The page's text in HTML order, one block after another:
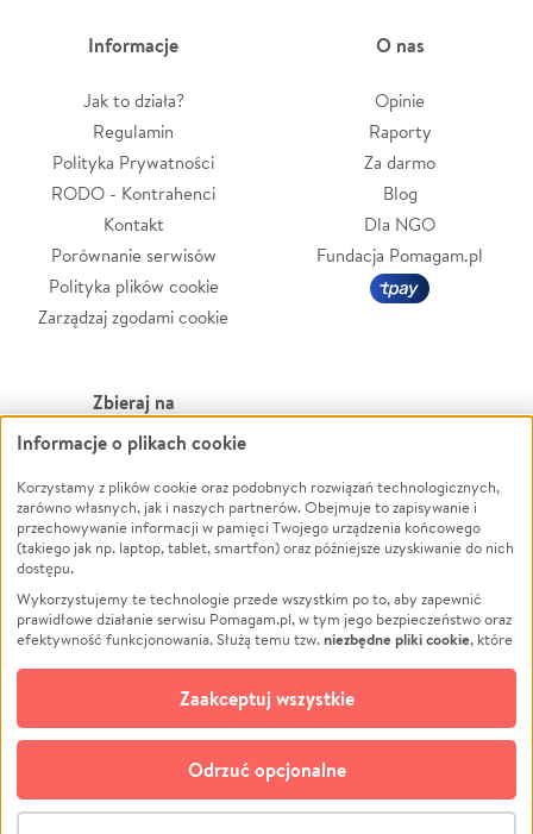
Informacje
Jak to działa?
Regulamin
Polityka Prywatności
RODO - Kontrahenci
Kontakt
Porównanie serwisów
Polityka plików cookie
Zarządzaj zgodami cookie
O nas
Opinie
Raporty
Za darmo
Blog
Dla NGO
Fundacja Pomagam.pl
Zbieraj na
Leczenie
Zwierzęta
Pożar
Ukraina
Pomoc Finansowa
Projekty
Pogrzeb
Społeczność lokalna
Kultura
Powódź
Wichura
NGO
Edukacja
Podróż
Impreza
Ochrona środowiska
Biznes
© CROWDING SP. Z O.O.
Informacje o plikach cookie
Korzystamy z plików cookie oraz podobnych rozwiązań technologicznych,
zarówno własnych, jak i naszych partnerów. Obejmuje to zapisywanie i
przechowywanie informacji w pamięci Twojego urządzenia końcowego
(takiego jak np. laptop, tablet, smartfon) oraz późniejsze uzyskiwanie do nich
dostępu.
Wykorzystujemy te technologie przede wszystkim po to, aby zapewnić
prawidłowe działanie serwisu Pomagam.pl, w tym jego bezpieczeństwo oraz
efektywność funkcjonowania. Służą temu tzw.niezbędne pliki cookie, które
opcjonalnych plików cookie
technologii do celów analitycznych i retargetingowych. Możesz wyrazić
zgodę na ich stosowanie lub jej odmówić. W dowolnym momencie masz
możliwość zmiany swoich preferencji na stronie „Zarządzaj zgodami cookie”,
do której link znajdziesz w stopce serwisu Pomagam.pl. Opcjonalne pliki
cookie wykorzystywane są w następujących celach:
Odrzuć opcjonalne
Zaakceptuj wszystkie